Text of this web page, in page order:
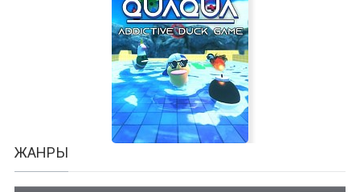
Morrok
ЖАНРЫ